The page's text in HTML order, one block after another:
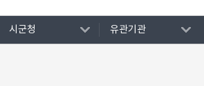
시군청 유관기관